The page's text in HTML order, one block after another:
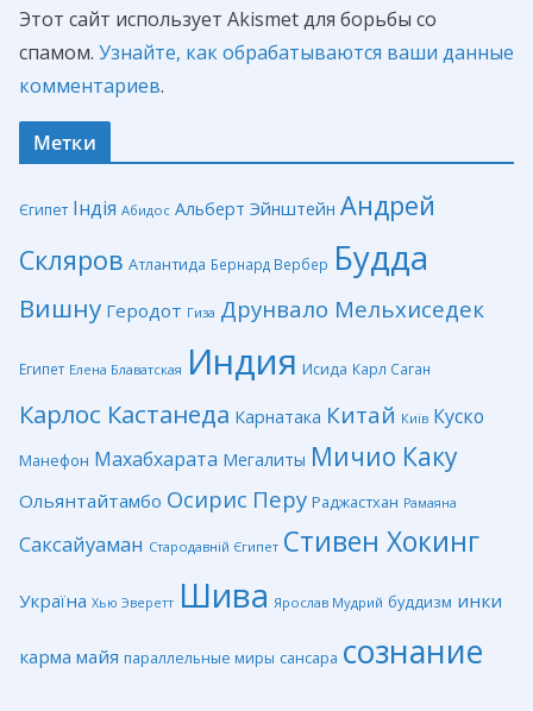
Этот сайт использует Akismet для борьбы со
спамом. Узнайте, как обрабатываются ваши данные
комментариев.
Метки
Єгипет Індія Абидос Альберт Эйнштейн Андрей
Скляров Атлантида Бернард Вербер Будда
Вишну Геродот Гиза Друнвало Мельхиседек
Египет Елена Блаватская Индия Исида Карл Саган
Карлос Кастанеда Карнатака Китай Київ Куско
Манефон Махабхарата Мегалиты Мичио Каку
Ольянтайтамбо Осирис Перу Раджастхан Рамаяна
Саксайуаман Стародавній Єгипет Стивен Хокинг
Україна Хью Эверетт Шива Ярослав Мудрий буддизм инки
карма майя параллельные миры сансара сознание